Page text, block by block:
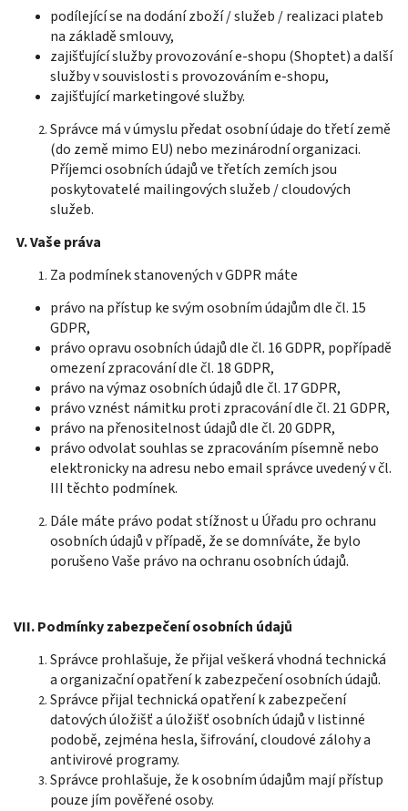
podílející se na dodání zboží / služeb / realizaci plateb
na základě smlouvy,
zajišťující služby provozování e-shopu (Shoptet) a další
služby v souvislosti s provozováním e-shopu,
zajišťující marketingové služby.
Správce má v úmyslu předat osobní údaje do třetí země
(do země mimo EU) nebo mezinárodní organizaci.
Příjemci osobních údajů ve třetích zemích jsou
poskytovatelé mailingových služeb / cloudových
služeb.
V. Vaše práva
Za podmínek stanovených v GDPR máte
právo na přístup ke svým osobním údajům dle čl. 15
GDPR,
právo opravu osobních údajů dle čl. 16 GDPR, popřípadě
omezení zpracování dle čl. 18 GDPR,
právo na výmaz osobních údajů dle čl. 17 GDPR,
právo vznést námitku proti zpracování dle čl. 21 GDPR,
právo na přenositelnost údajů dle čl. 20 GDPR,
právo odvolat souhlas se zpracováním písemně nebo
elektronicky na adresu nebo email správce uvedený v čl.
III těchto podmínek.
Dále máte právo podat stížnost u Úřadu pro ochranu
osobních údajů v případě, že se domníváte, že bylo
porušeno Vaše právo na ochranu osobních údajů.
VII. Podmínky zabezpečení osobních údajů
Správce prohlašuje, že přijal veškerá vhodná technická
a organizační opatření k zabezpečení osobních údajů.
Správce přijal technická opatření k zabezpečení
datových úložišť a úložišť osobních údajů v listinné
podobě, zejména hesla, šifrování, cloudové zálohy a
antivirové programy.
Správce prohlašuje, že k osobním údajům mají přístup
pouze jím pověřené osoby.